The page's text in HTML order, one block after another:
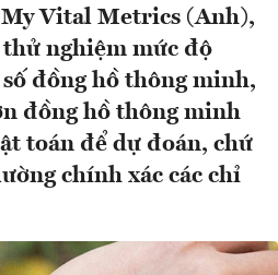
Vital Metrics (Anh),
nghiệm mức độ
đồng hồ thông minh,
đồng hồ thông minh
toán để dự đoán, chứ
chính xác các chỉ